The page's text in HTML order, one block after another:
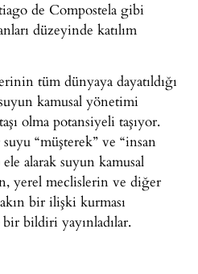
de Compostela gibi
düzeyinde katılım
tüm dünyaya dayatıldığı
kamusal yönetimi
olma potansiyeli taşıyor.
“müşterek” ve “insan
alarak suyun kamusal
yerel meclislerin ve diğer
bir ilişki kurması
bildiri yayınladılar.